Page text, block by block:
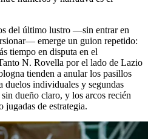
del último lustro —sin entrar en
emerge un guion repetido:
tiempo en disputa en el
N. Rovella por el lado de Lazio
tienden a anular los pasillos
duelos individuales y segundas
dueño claro, y los arcos recién
jugadas de estrategia.